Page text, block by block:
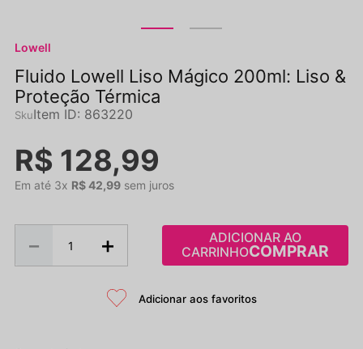
Lowell
Fluido Lowell Liso Mágico 200ml: Liso &
Proteção Térmica
Item ID: 863220
R$ 128,99
Em até 3x R$42,99 sem juros
＋
－
ADICIONAR AO
CARRINHO